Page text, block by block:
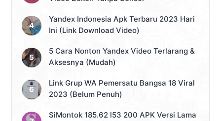
Yandex Indonesia Apk Terbaru 2023 Hari
Ini (Link Download Video)
5 Cara Nonton Yandex Video Terlarang &
Aksesnya (Mudah)
Link Grup WA Pemersatu Bangsa 18 Viral
2023 (Belum Penuh)
SiMontok 185.62 l53 200 APK Versi Lama